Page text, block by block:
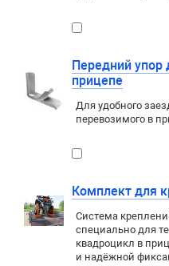
Передний упор
прицепе
Для удобного
перевозимого в
Комплект для
Система
специально для
квадроцикл в
и надёжной